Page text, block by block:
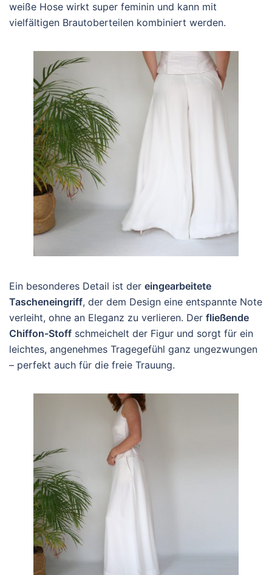
weiße Hose wirkt super feminin und kann mit
vielfältigen Brautoberteilen kombiniert werden.
Ein besonderes Detail ist der eingearbeitete
Tascheneingriff, der dem Design eine entspannte Note
verleiht, ohne an Eleganz zu verlieren. Der fließende
Chiffon-Stoff schmeichelt der Figur und sorgt für ein
leichtes, angenehmes Tragegefühl ganz ungezwungen
– perfekt auch für die freie Trauung.